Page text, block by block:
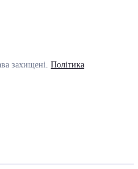
захищені. Політика